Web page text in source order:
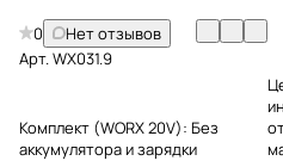
0
Нет отзывов
Арт.WX031.9
Комплект (WORX 20V): Без
аккумулятора и зарядки